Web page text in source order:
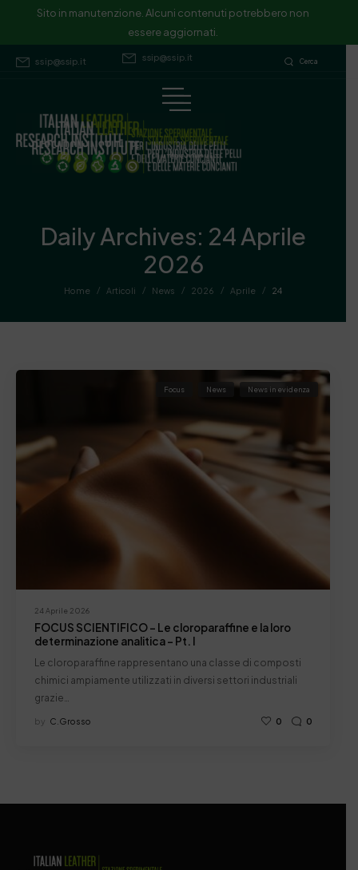
Sito in manutenzione. Alcuni contenuti potrebbero non
essere aggiornati.
ssip@ssip.it Cerca
Sito in manutenzione. Alcuni contenuti potrebbero non essere
aggiornati.
ssip@ssip.it
Daily Archives: 24 Aprile
2026
Home / Articoli / News / 2026 / Aprile / 24
24 Aprile 2026
Focus News News in evidenza
FOCUS SCIENTIFICO – Le cloroparaffine e la loro
determinazione analitica – Pt. I
Le cloroparaffine rappresentano una classe di composti
chimici ampiamente utilizzati in diversi settori industriali
grazie…
by C.grosso 0 0